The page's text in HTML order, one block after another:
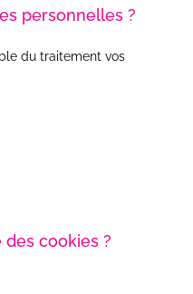
personnelles ?
du traitement vos
des cookies ?